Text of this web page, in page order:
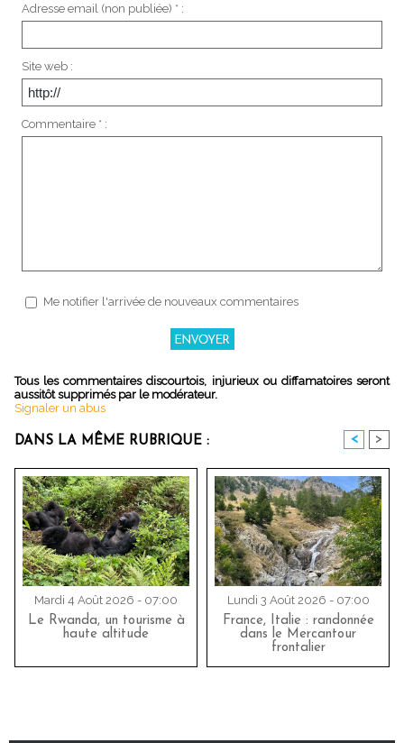
Adresse email (non publiée) * :
Site web :
Commentaire * :
Me notifier l'arrivée de nouveaux commentaires
Tous les commentaires discourtois, injurieux ou diffamatoires seront
aussitôt supprimés par le modérateur.
Signaler un abus
DANS LA MÊME RUBRIQUE : < >
Mardi 4 Août 2026 - 07:00
Le Rwanda, un tourisme à
haute altitude
Lundi 3 Août 2026 - 07:00
France, Italie : randonnée
dans le Mercantour
frontalier